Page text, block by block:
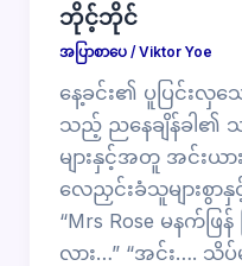
ဘိုင့်ဘိုင်
အပြာစာပေ/Viktor Yoe
နေ့ခင်း၏ ပူပြင်းလှသေ
သည့် ညနေချိန်ခါ၏
များနှင့်အတူ အင်းယ
လေညှင်းခံသူများစွာ
“Mrs Rose မနက်ဖြန်
လား…” “အင်း…. သိပ်